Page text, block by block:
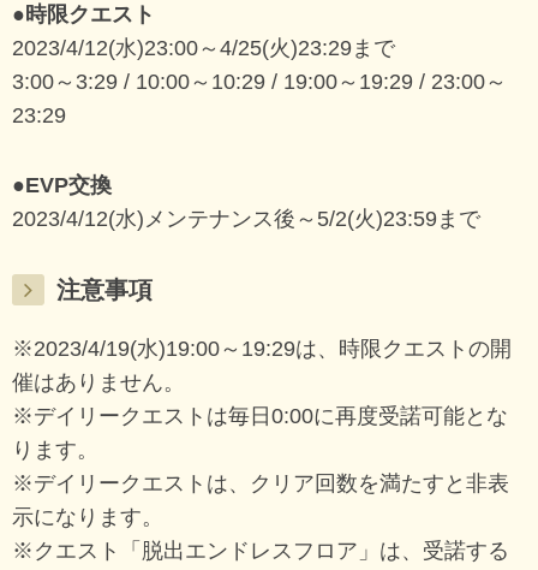
●時限クエスト
2023/4/12(水)23:00～4/25(火)23:29まで
3:00～3:29 / 10:00～10:29 / 19:00～19:29 / 23:00～
23:29
●EVP交換
2023/4/12(水)メンテナンス後～5/2(火)23:59まで
注意事項
※2023/4/19(水)19:00～19:29は、時限クエストの開
催はありません。
※デイリークエストは毎日0:00に再度受諾可能とな
ります。
※デイリークエストは、クリア回数を満たすと非表
示になります。
※クエスト「脱出エンドレスフロア」は、受諾する